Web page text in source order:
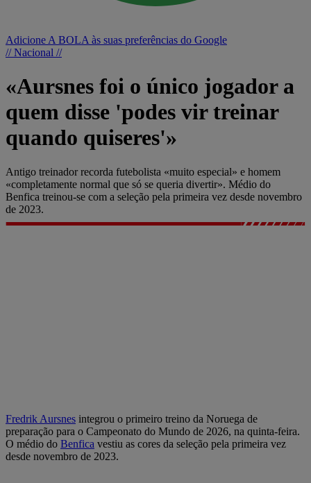
Adicione A BOLA às suas preferências do Google
// Nacional //
«Aursnes foi o único jogador a
quem disse 'podes vir treinar
quando quiseres'»
Antigo treinador recorda futebolista «muito especial» e homem
«completamente normal que só se queria divertir». Médio do
Benfica treinou-se com a seleção pela primeira vez desde novembro
de 2023.
Fredrik Aursnes integrou o primeiro treino da Noruega de
preparação para o Campeonato do Mundo de 2026, na quinta-feira.
O médio do Benfica vestiu as cores da seleção pela primeira vez
desde novembro de 2023.